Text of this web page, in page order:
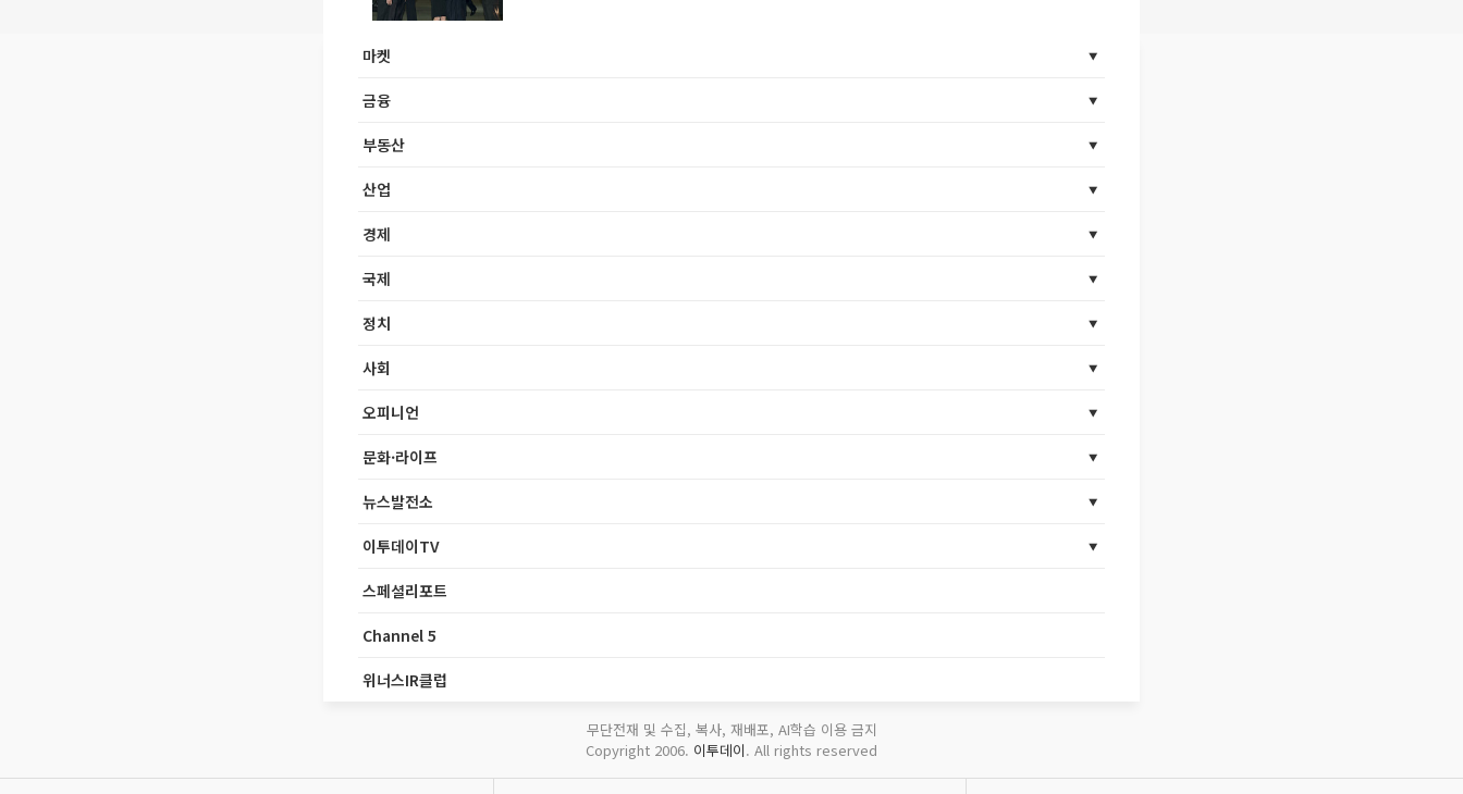
마켓
금융
부동산
산업
경제
국제
정치
사회
오피니언
문화·라이프
뉴스발전소
이투데이TV
스페셜리포트
Channel 5
위너스IR클럽
무단전재 및 수집, 복사, 재배포, AI학습 이용 금지
Copyright 2006. 이투데이. All rights reserved